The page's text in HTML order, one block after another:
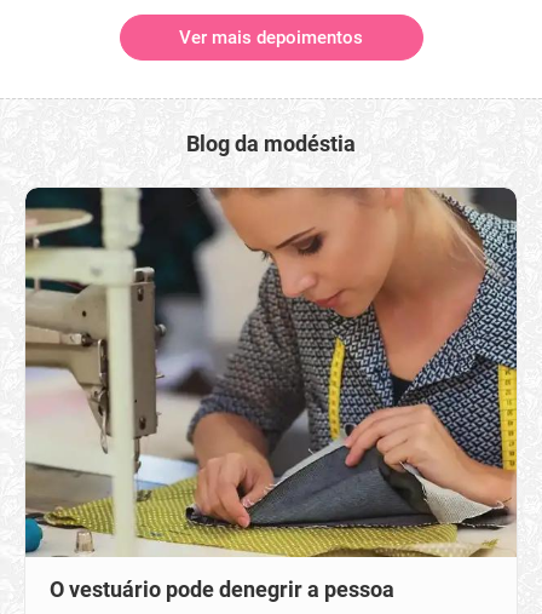
Ver mais depoimentos
Blog da modéstia
O vestuário pode denegrir a pessoa